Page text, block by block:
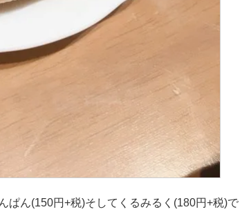
ぱん(150円+税)そしてくるみるく(180円+税)で